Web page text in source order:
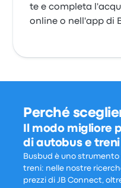
te e completa
online o nell'app di
Perché
Il modo migliore
di autobus e treni
Busbud è uno
treni: nelle nostre
prezzi di JB Connect,